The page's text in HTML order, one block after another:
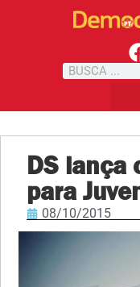
DS lança
para
08/10/2015